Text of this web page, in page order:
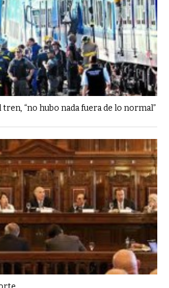
tren, “no hubo nada fuera de lo normal”